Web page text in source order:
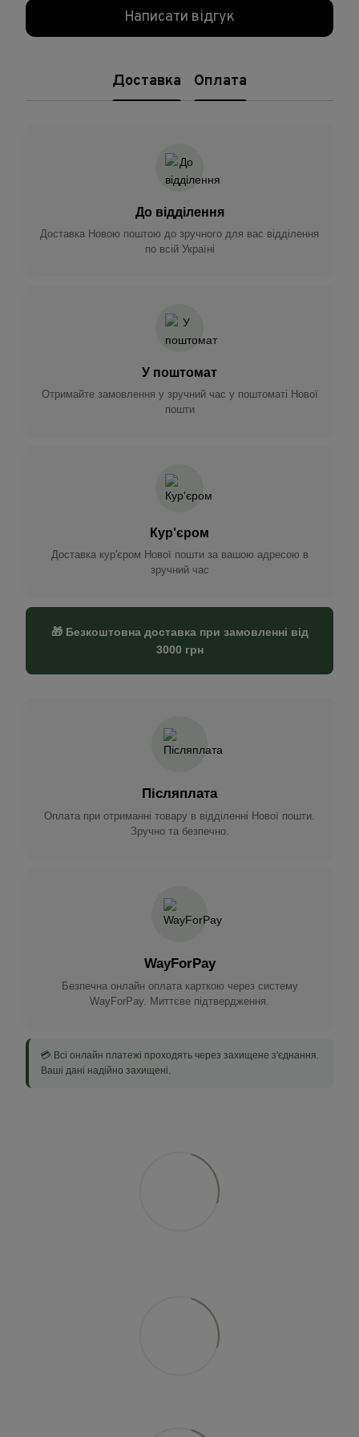
Написати відгук
Доставка Оплата
До відділення
Доставка Новою поштою до зручного для вас відділення
по всій Україні
У поштомат
Отримайте замовлення у зручний час у поштоматі Нової
пошти
Кур'єром
Доставка кур'єром Нової пошти за вашою адресою в
зручний час
🎁 Безкоштовна доставка при замовленні від
3000 грн
Післяплата
Оплата при отриманні товару в відділенні Нової пошти.
Зручно та безпечно.
WayForPay
Безпечна онлайн оплата карткою через систему
WayForPay. Миттєве підтвердження.
💳 Всі онлайн платежі проходять через захищене з'єднання.
Ваші дані надійно захищені.